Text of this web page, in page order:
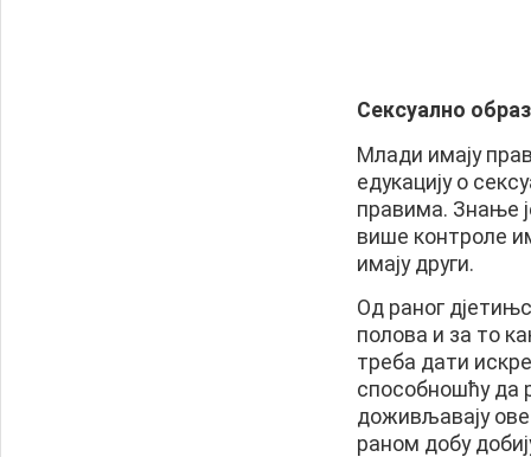
Сексуално
Млади имају
едукацију о
правима. Знање
више контроле
имају други.
Од раног
полова и за то
треба дати
способношћу да
доживљавају
раном добу